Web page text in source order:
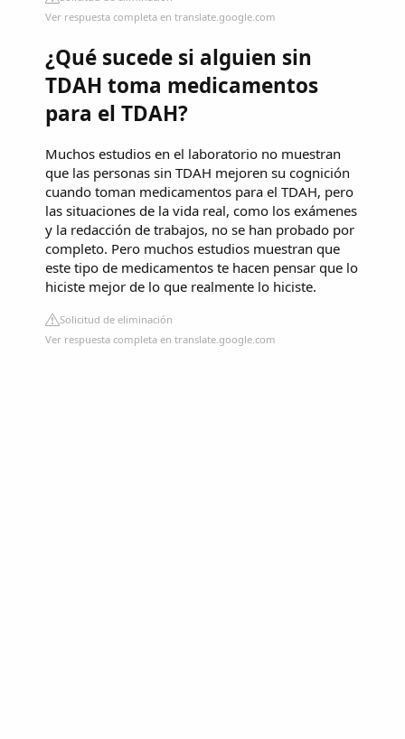
Ver respuesta completa en translate.google.com
¿Qué sucede si alguien sin
TDAH toma medicamentos
para el TDAH?
Muchos estudios en el laboratorio no muestran
que las personas sin TDAH mejoren su cognición
cuando toman medicamentos para el TDAH, pero
las situaciones de la vida real, como los exámenes
y la redacción de trabajos, no se han probado por
completo. Pero muchos estudios muestran que
este tipo de medicamentos te hacen pensar que lo
hiciste mejor de lo que realmente lo hiciste.
Solicitud de eliminación
Ver respuesta completa en translate.google.com